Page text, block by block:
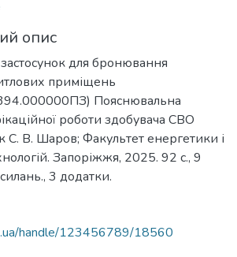
опис
для бронювання
приміщень
Пояснювальна
роботи здобувача СВО
С. В. Шаров; Факультет енергетики і
Запоріжжя, 2025. 92 с., 9
3 додатки.
handle/123456789/18560